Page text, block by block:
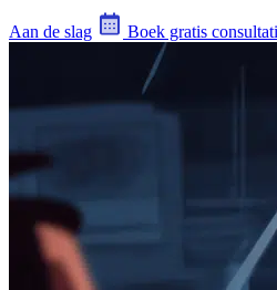
Aan de slag Boek gratis